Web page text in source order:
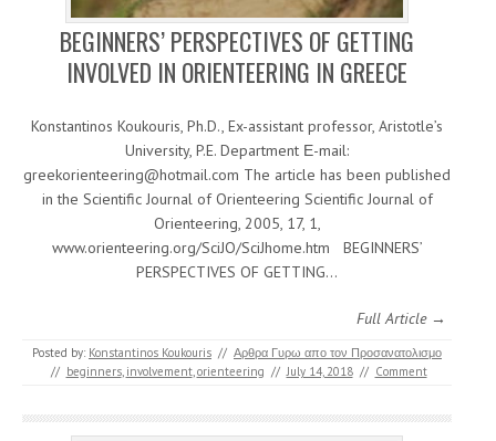
BEGINNERS’ PERSPECTIVES OF GETTING
INVOLVED IN ORIENTEERING IN GREECE
Konstantinos Koukouris, Ph.D., Ex-assistant professor, Aristotle’s
University, P.E. Department Ε-mail:
greekorienteering@hotmail.com The article has been published
in the Scientific Journal of Orienteering Scientific Journal of
Orienteering, 2005, 17, 1,
www.orienteering.org/SciJO/SciJhome.htm BEGINNERS’
PERSPECTIVES OF GETTING…
Full Article →
Posted by: Konstantinos Koukouris // Αρθρα Γυρω απο τον Προσανατολισμο
// beginners, involvement,orienteering // July 14, 2018 // Comment